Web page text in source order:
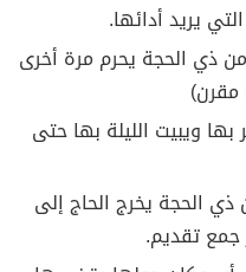
يريد أدائها.
من ذي الحجة يحرم مرة أخرى
مقرن)
ويبيت الليلة بها حتى
الحجة يخرج الحاج إلى
جمع تقديم.